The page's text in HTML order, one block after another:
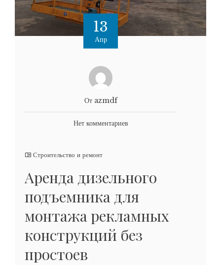
13
Апр
От azmdf
Нет комментариев
Строительство и ремонт
Аренда дизельного
подъемника для
монтажа рекламных
конструкций без
простоев